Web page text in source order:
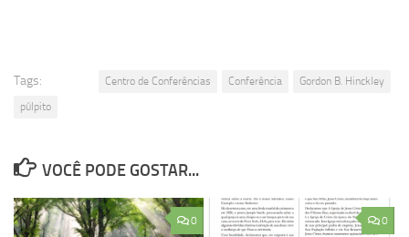
Tags: Centro de Conferências Conferência
Gordon B. Hinckley
púlpito
VOCÊ PODE GOSTAR...
0 0